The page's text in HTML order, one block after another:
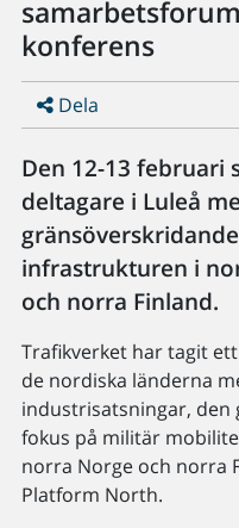
konferens
Dela
Den 12-13 februari
deltagare i Luleå
infrastrukturen i
och norra Finland.
Trafikverket har tagit
de nordiska länderna
industrisatsningar, den
fokus på militär
norra Norge och norra
Platform North.